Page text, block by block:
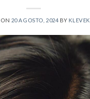
ON 20 AGOSTO, 2024 BY KLEVEK